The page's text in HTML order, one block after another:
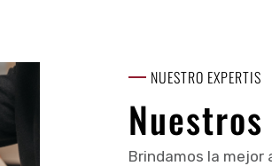
NUESTRO EXPERTIS
Brindamos la mejor